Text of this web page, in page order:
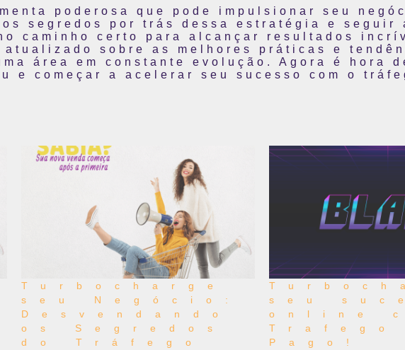
poderosa que pode impulsionar seu
os segredos por trás dessa estratégia e seguir
caminho certo para alcançar resultados
atualizado sobre as melhores práticas e
área em constante evolução. Agora é hora
e começar a acelerar seu sucesso com o
Turbocharge
seu Negócio:
Desvendando
os Segredos
do Tráfego
seu
online
Trafego
Pago!